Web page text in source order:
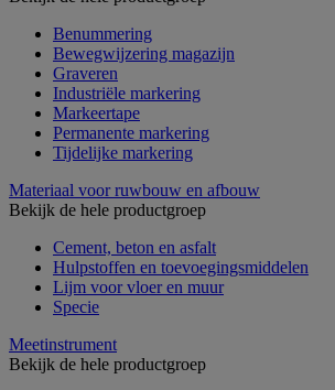
Benummering
Bewegwijzering magazijn
Graveren
Industriële markering
Markeertape
Permanente markering
Tijdelijke markering
Materiaal voor ruwbouw en afbouw
Bekijk de hele productgroep
Cement, beton en asfalt
Hulpstoffen en toevoegingsmiddelen
Lijm voor vloer en muur
Specie
Meetinstrument
Bekijk de hele productgroep